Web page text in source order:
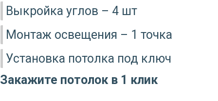
Выкройка углов – 4 шт
Монтаж освещения – 1 точка
Установка потолка под ключ
Закажите потолок в 1 клик